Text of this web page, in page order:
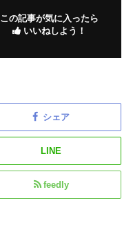
この記事が気に入ったら
いいねしよう！
シェア
LINE
feedly